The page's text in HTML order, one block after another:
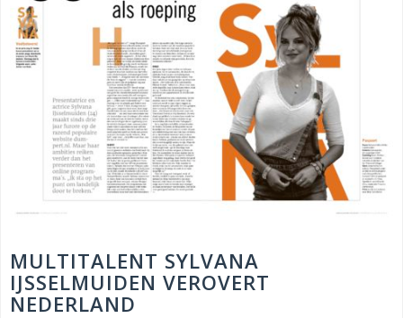
MULTITALENT SYLVANA
IJSSELMUIDEN VEROVERT
NEDERLAND